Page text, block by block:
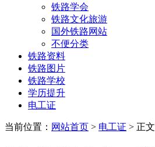
铁路学会
铁路文化旅游
国外铁路网站
不便分类
铁路资料
铁路图片
铁路学校
学历提升
电工证
当前位置： 网站首页 > 电工证 > 正文